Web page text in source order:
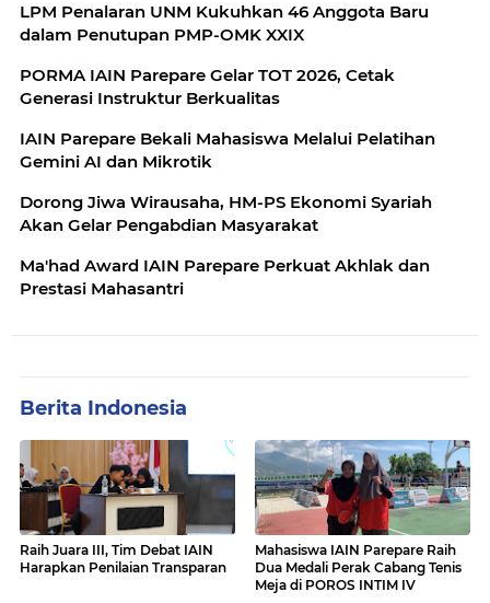
LPM Penalaran UNM Kukuhkan 46 Anggota Baru
dalam Penutupan PMP-OMK XXIX
PORMA IAIN Parepare Gelar TOT 2026, Cetak
Generasi Instruktur Berkualitas
IAIN Parepare Bekali Mahasiswa Melalui Pelatihan
Gemini AI dan Mikrotik
Dorong Jiwa Wirausaha, HM-PS Ekonomi Syariah
Akan Gelar Pengabdian Masyarakat
Ma'had Award IAIN Parepare Perkuat Akhlak dan
Prestasi Mahasantri
Berita Indonesia
Raih Juara III, Tim Debat IAIN
Harapkan Penilaian Transparan
Mahasiswa IAIN Parepare Raih
Dua Medali Perak Cabang Tenis
Meja di POROS INTIM IV